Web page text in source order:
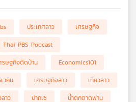
ประเทศลาว
เศรษฐกิจ
Thai PBS Podcast
รษฐกิจติดบ้าน
Economics101
วคิน เศรษฐกิจลาว
เที่ยวลาว
ลาว ปากเซ น้ำตกตาดฟาน